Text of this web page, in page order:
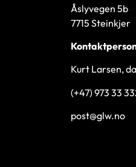
Åslyvegen 5b
7715 Steinkjer
Kurt Larsen,
(+47) 973 33
post@glw.no